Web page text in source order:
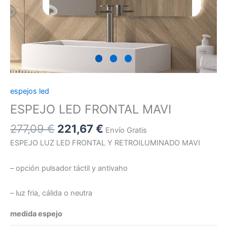
espejos led
ESPEJO LED FRONTAL MAVI
277,09€ 221,67 € Envío Gratis
ESPEJO LUZ LED FRONTAL Y RETROILUMINADO MAVI
– opción pulsador táctil y antivaho
– luz fria, cálida o neutra
medida espejo